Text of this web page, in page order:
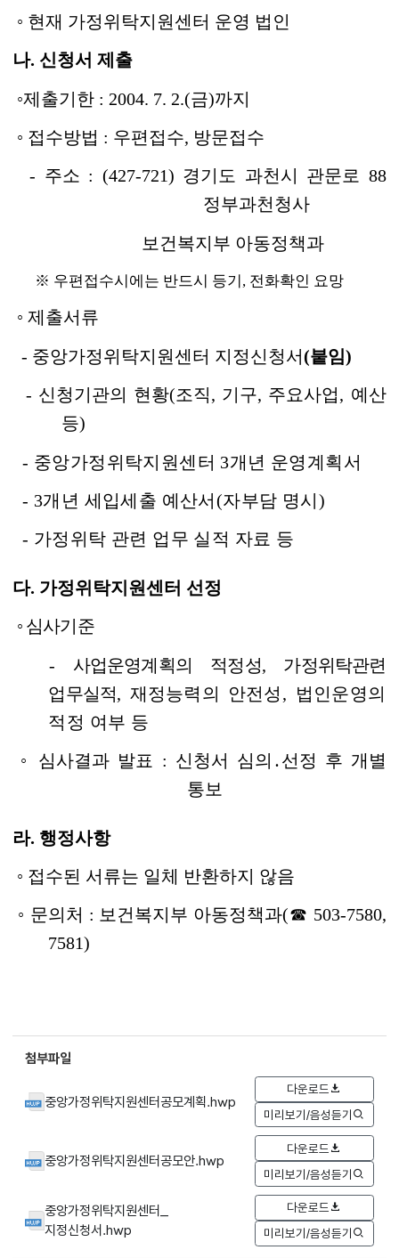
◦ 현재 가정위탁지원센터 운영 법인
나. 신청서 제출
◦제출기한 : 2004. 7. 2.(금)까지
◦ 접수방법 : 우편접수, 방문접수
- 주소 : (427-721) 경기도 과천시 관문로 88
정부과천청사
보건복지부 아동정책과
※ 우편접수시에는 반드시 등기, 전화확인 요망
◦ 제출서류
- 중앙가정위탁지원센터 지정신청서(붙임)
- 신청기관의 현황(조직, 기구, 주요사업, 예산
등)
- 중앙가정위탁지원센터 3개년 운영계획서
- 3개년 세입세출 예산서(자부담 명시)
- 가정위탁 관련 업무 실적 자료 등
다. 가정위탁지원센터 선정
◦ 심사기준
- 사업운영계획의 적정성, 가정위탁관련
업무실적, 재정능력의 안전성 , 법인운영의
적정 여부 등
◦ 심사결과 발표 : 신청서 심의․선정 후 개별
통보
라. 행정사항
◦ 접수된 서류는 일체 반환하지 않음
◦ 문의처 : 보건복지부 아동정책과(☎ 503-7580,
7581)
첨부파일
중앙가정위탁지원센터공모계획.hwp
다운로드
미리보기/음성듣기
중앙가정위탁지원센터공모안.hwp
다운로드
미리보기/음성듣기
중앙가정위탁지원센터_
지정신청서.hwp
다운로드
미리보기/음성듣기